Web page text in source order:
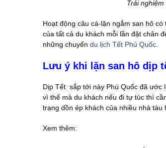
Trải
Hoạt động câu cá-lặn ngắm san hô
của tất cả du khách mỗi lần đặt chân
những chuyến du lịch Tết Phú Quốc.
Lưu ý khi lặn san hô dịp
Dịp Tết sắp tới này Phú Quốc đã
vì thế mà du khách nếu đi tự túc thì
trạng dồn ép khách của nhiều nhà
Xem thêm: